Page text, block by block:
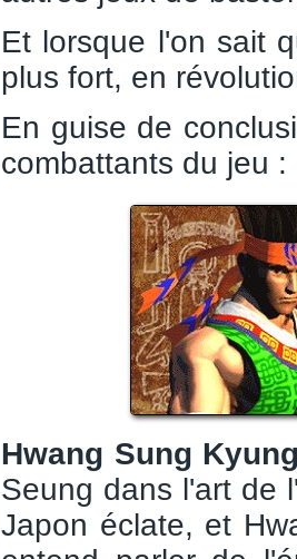
Et lorsque l'on sait
plus fort, en
En guise de
combattants du jeu :
Hwang Sung
Seung dans l'art de
Japon éclate, et